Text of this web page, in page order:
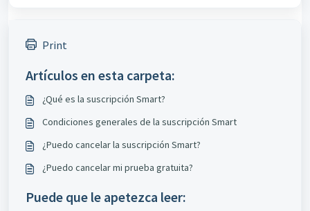
Print
Artículos en esta carpeta:
¿Qué es la suscripción Smart?
Condiciones generales de la suscripción Smart
¿Puedo cancelar la suscripción Smart?
¿Puedo cancelar mi prueba gratuita?
Puede que le apetezca leer: